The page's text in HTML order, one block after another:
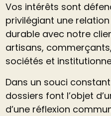
Vos intérêts sont
privilégiant une
durable avec notre
artisans,
sociétés et
Dans un souci
dossiers font l’objet
d’une réflexion